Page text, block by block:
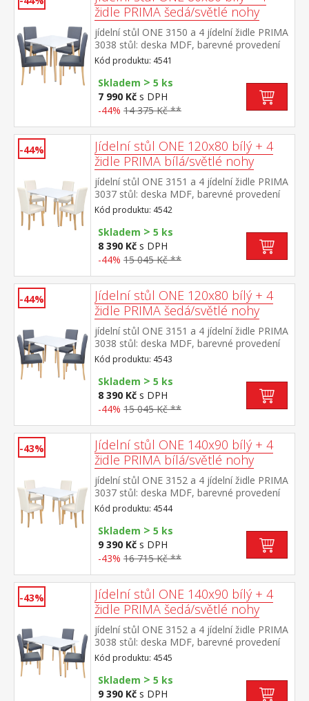
židle PRIMA šedá/světlé nohy
jídelní stůl ONE 3150 a 4 jídelní židle PRIMA
3038 stůl: deska MDF, barevné provedení
bílá kovová konstrukce, barevné provedení
bílá kulaté nohy, materiál masiv buk židle:
textilní potah, barevné provedení šedá nohy
masiv čirý lak, výška sedu 47 cm rozměr
stolu (š/h/v) 80 × 80 × 74 cm rozměr židle
Kód produktu: 4541
Skladem > 5 ks
7 990 Kč s DPH
-44% 14 375 Kč **
-44%
Jídelní stůl ONE 120x80 bílý + 4
židle PRIMA bílá/světlé nohy
jídelní stůl ONE 3151 a 4 jídelní židle PRIMA
3037 stůl: deska MDF, barevné provedení
bílá kovová konstrukce, barevné provedení
bílá kulaté nohy, materiál masiv buk židle:
potah kůže – imitace, barevné provedení
bílá nohy masiv čirý lak, výška sedu 47
cm rozměr stolu (š/h/v) 120 × 80 × 74
Kód produktu: 4542
Skladem > 5 ks
8 390 Kč s DPH
-44% 15 045 Kč **
-44%
Jídelní stůl ONE 120x80 bílý + 4
židle PRIMA šedá/světlé nohy
jídelní stůl ONE 3151 a 4 jídelní židle PRIMA
3038 stůl: deska MDF, barevné provedení
bílá kovová konstrukce, barevné provedení
bílá kulaté nohy, materiál masiv buk židle:
textilní potah, barevné provedení šedá nohy
masiv čirý lak, výška sedu 47 cm rozměr
stolu (š/h/v) 120 × 80 × 74 cm rozměr židle
Kód produktu: 4543
Skladem > 5 ks
8 390 Kč s DPH
-44% 15 045 Kč **
-43%
Jídelní stůl ONE 140x90 bílý + 4
židle PRIMA bílá/světlé nohy
jídelní stůl ONE 3152 a 4 jídelní židle PRIMA
3037 stůl: deska MDF, barevné provedení
bílá kovová konstrukce, barevné provedení
bílá kulaté nohy, materiál masiv buk židle:
potah kůže – imitace, barevné provedení
bílá nohy masiv čirý lak, výška sedu 47
cm rozměr stolu (š/h/v) 140 × 90 × 74
Kód produktu: 4544
Skladem > 5 ks
9 390 Kč s DPH
-43% 16 715 Kč **
-43%
Jídelní stůl ONE 140x90 bílý + 4
židle PRIMA šedá/světlé nohy
jídelní stůl ONE 3152 a 4 jídelní židle PRIMA
3038 stůl: deska MDF, barevné provedení
bílá kovová konstrukce, barevné provedení
bílá kulaté nohy, materiál masiv buk židle:
textilní potah, barevné provedení šedá nohy
masiv čirý lak, výška sedu 47 cm rozměr
Kód produktu: 4545
Skladem > 5 ks
9 390 Kč s DPH